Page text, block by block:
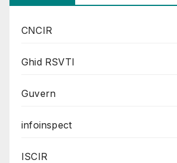
CNCIR
Ghid RSVTI
Guvern
infoinspect
ISCIR